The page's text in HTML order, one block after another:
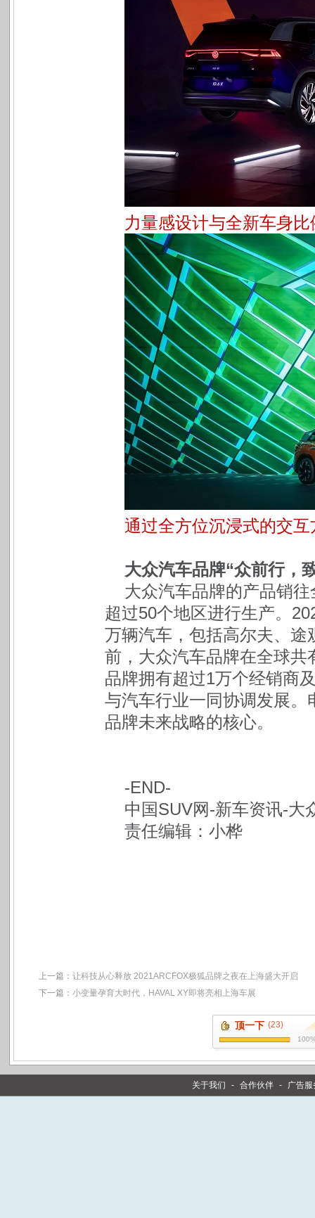
力量感设计与全新车身
通过全方位沉浸式的交
大众汽车品牌“众前行，
大众汽车品牌的产品销
超过50个地区进行生产。
万辆汽车，包括高尔夫、
前，大众汽车品牌在全球共
品牌拥有超过1万个经销商
与汽车行业一同协调发展
品牌未来战略的核心。
-END-
中国SUV网-新车资讯-大
责任编辑：小桦
上一篇： 让科技从心释放 2021ARCFOX极狐品牌之夜在上海盛大开启
下一篇： 小变量孕育大时代，HAVAL XY即将亮相上海车展
顶一下 (23)
关于我们 - 合作伙伴 - 广告服